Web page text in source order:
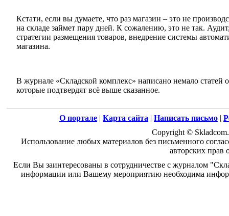
Кстати, если вы думаете, что раз магазин – это не
на складе займет пару дней. К сожалению, это не так.
стратегии размещения товаров, внедрение системы
магазина.
В журнале «Складской комплекс» написано немало статей
которые подтвердят всё выше сказанное.
О портале | Карта сайта | Написать письмо |
Copyright ©
Использование любых материалов без письменного
авторских прав
Если Вы заинтересованы в сотрудничестве с журналом
информации или Вашему мероприятию необходима